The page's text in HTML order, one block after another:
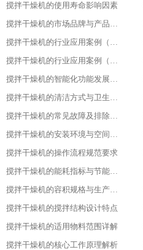
搅拌干燥机的使用寿命影响因素​
搅拌干燥机的市场品牌与产品对比​
搅拌干燥机的行业应用案例（化工行业）​
搅拌干燥机的行业应用案例（塑料行业）​
搅拌干燥机的智能化功能发展趋势​
搅拌干燥机的清洁方式与卫生标准
搅拌干燥机的常见故障及排除方法​
搅拌干燥机的安装环境与空间要求​
搅拌干燥机的操作流程规范要求​
搅拌干燥机的能耗指标与节能设计​
搅拌干燥机的容积规格与生产需求匹配​
搅拌干燥机的搅拌结构设计特点​
搅拌干燥机的适用物料范围详解​
搅拌干燥机的核心工作原理解析​